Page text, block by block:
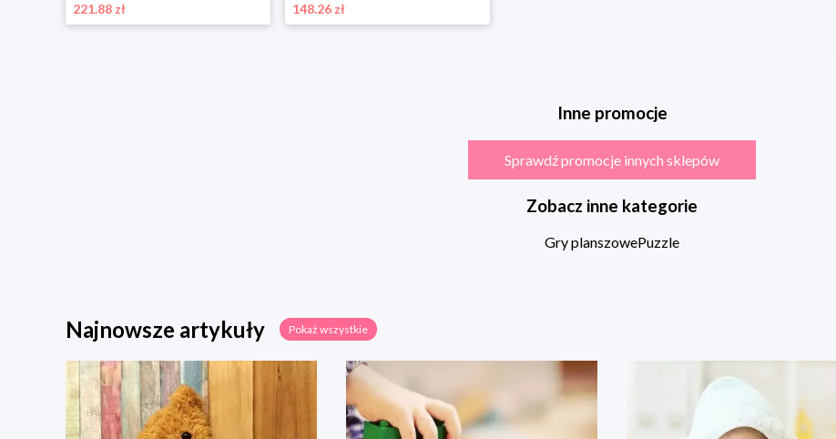
221.88 zł
148.26 zł
Inne promocje
Sprawdź promocje innych sklepów
Zobacz inne kategorie
Gry planszowePuzzle
Najnowsze artykuły Pokaż wszystkie